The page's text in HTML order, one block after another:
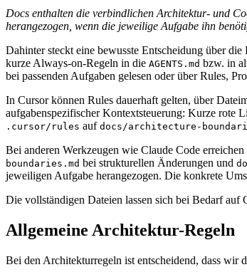
Docs enthalten die verbindlichen Architektur- und
herangezogen, wenn die jeweilige Aufgabe ihn
Dahinter steckt eine bewusste Entscheidung über
kurze Always-on-Regeln in die AGENTS.md bzw. in
bei passenden Aufgaben gelesen oder über Rules,
In Cursor können Rules dauerhaft gelten, über
aufgabenspezifischer Kontextsteuerung: Kurze rote
.cursor/rules auf docs/architecture-
Bei anderen Werkzeugen wie Claude Code
boundaries.md bei strukturellen Änderungen und
jeweiligen Aufgabe herangezogen. Die konkrete
Die vollständigen Dateien lassen sich bei Bedarf auf
Allgemeine Architektur-Regeln
Bei den Architekturregeln ist entscheidend, dass